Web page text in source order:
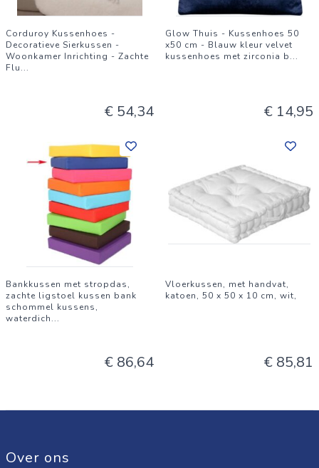
Corduroy Kussenhoes -
Decoratieve Sierkussen -
Woonkamer Inrichting - Zachte
Flu...
€ 54,34
Glow Thuis - Kussenhoes 50
x50 cm - Blauw kleur velvet
kussenhoes met zirconia b...
€ 14,95
Bankkussen met stropdas,
zachte ligstoel kussen bank
schommel kussens,
waterdich...
€ 86,64
Vloerkussen, met handvat,
katoen, 50 x 50 x 10 cm, wit,
€ 85,81
Over ons